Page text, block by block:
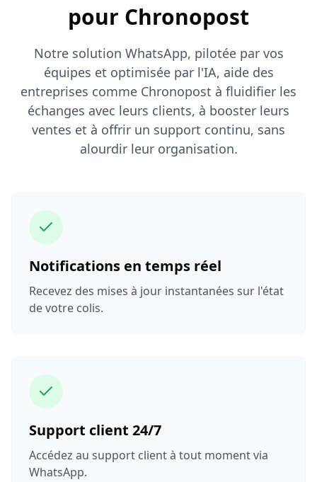
pour Chronopost
Notre solution WhatsApp, pilotée par vos
équipes et optimisée par l'IA, aide des
entreprises comme Chronopost à fluidifier les
échanges avec leurs clients, à booster leurs
ventes et à offrir un support continu, sans
alourdir leur organisation.
Notifications en temps réel
Recevez des mises à jour instantanées sur l'état
de votre colis.
Support client 24/7
Accédez au support client à tout moment via
WhatsApp.